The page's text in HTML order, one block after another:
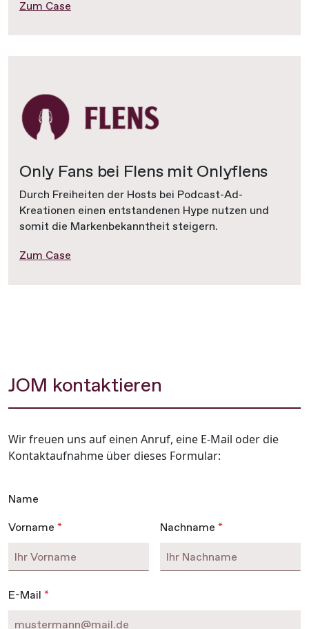
Zum Case
Only Fans bei Flens mit Onlyflens
Durch Freiheiten der Hosts bei Podcast-Ad-
Kreationen einen entstandenen Hype nutzen und
somit die Markenbekanntheit steigern.
Zum Case
JOM kontaktieren
Wir freuen uns auf einen Anruf, eine E-Mail oder die
Kontaktaufnahme über dieses Formular:
Name
Vorname * Nachname *
E-Mail *